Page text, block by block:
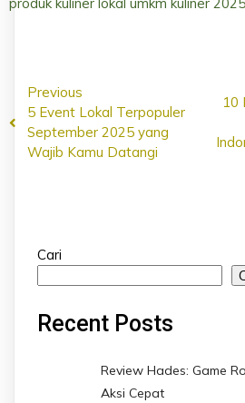
produk kuliner lokal umkm kuliner 2025
Previous
5 Event Lokal Terpopuler
September 2025 yang
Wajib Kamu Datangi
10
Cari
Recent Posts
Review Hades: Game
Aksi Cepat